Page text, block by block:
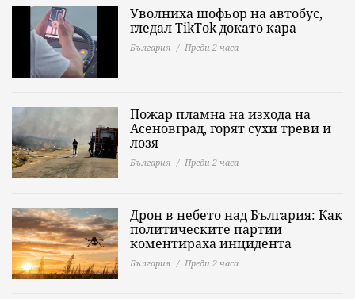
Уволниха шофьор на автобус,
гледал TikTok докато кара
България Преди 2 часа
Пожар пламна на изхода на
Асеновград, горят сухи треви и
лозя
България Преди 2 часа
Дрон в небето над България: Как
политическите партии
коментираха инцидента
България Преди 2 часа